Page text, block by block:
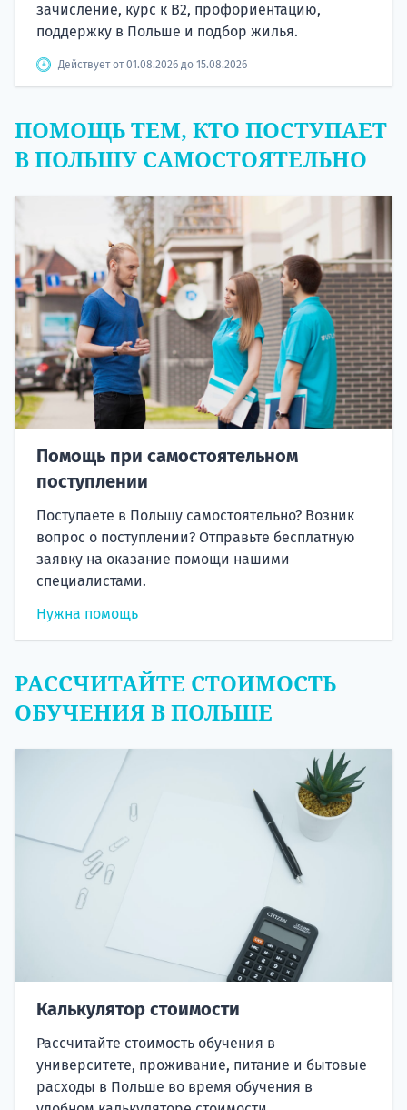
зачисление, курс к B2, профориентацию,
поддержку в Польше и подбор жилья.
Действует от 01.08.2026 до 15.08.2026
ПОМОЩЬ ТЕМ, КТО ПОСТУПАЕТ
В ПОЛЬШУ САМОСТОЯТЕЛЬНО
Помощь при самостоятельном
поступлении
Поступаете в Польшу самостоятельно? Возник
вопрос о поступлении? Отправьте бесплатную
заявку на оказание помощи нашими
специалистами.
Нужна помощь
РАССЧИТАЙТЕ СТОИМОСТЬ
ОБУЧЕНИЯ В ПОЛЬШЕ
Калькулятор стоимости
Рассчитайте стоимость обучения в
университете, проживание, питание и бытовые
расходы в Польше во время обучения в